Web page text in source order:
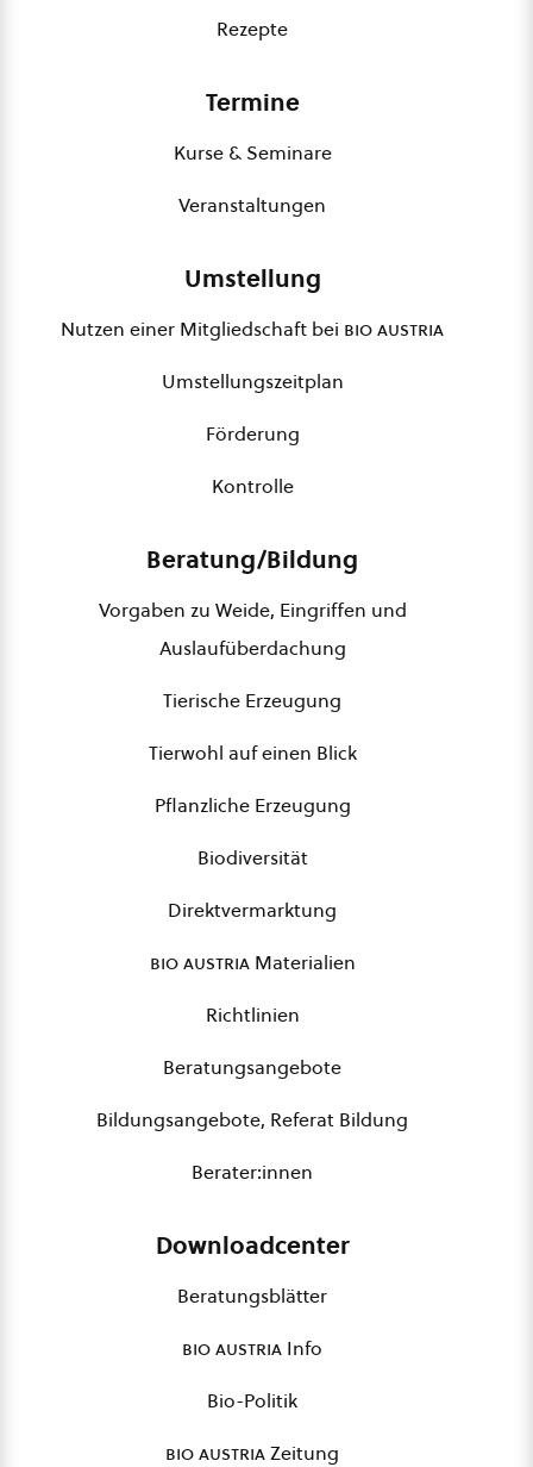
Rezepte
Termine
Kurse & Seminare
Veranstaltungen
Umstellung
Nutzen einer Mitgliedschaft bei bio austria
Umstellungszeitplan
Förderung
Kontrolle
Beratung/Bildung
Vorgaben zu Weide, Eingriffen und
Auslaufüberdachung
Tierische Erzeugung
Tierwohl auf einen Blick
Pflanzliche Erzeugung
Biodiversität
Direktvermarktung
bio austriaMaterialien
Richtlinien
Beratungsangebote
Bildungsangebote, Referat Bildung
Berater:innen
Downloadcenter
Beratungsblätter
bio austria Info
Bio-Politik
bio austriaZeitung